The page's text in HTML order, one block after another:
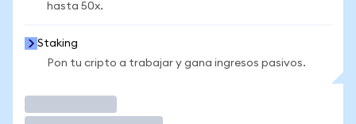
hasta 50x.
Staking
Pon tu cripto a trabajar y gana ingresos pasivos.